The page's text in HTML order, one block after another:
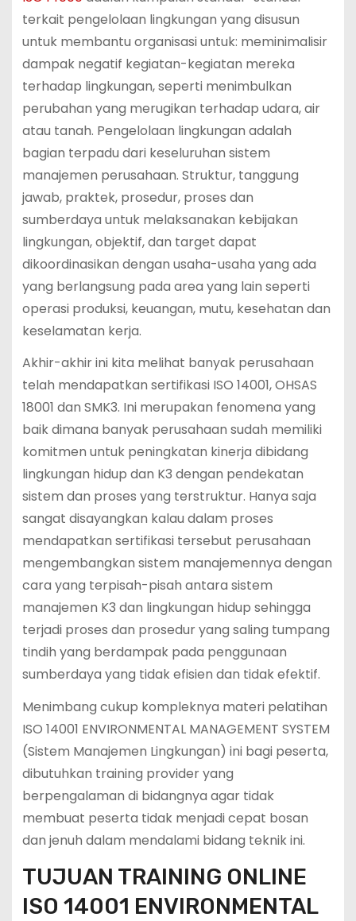
terkait pengelolaan lingkungan yang disusun
untuk membantu organisasi untuk: meminimalisir
dampak negatif kegiatan-kegiatan mereka
terhadap lingkungan, seperti menimbulkan
perubahan yang merugikan terhadap udara, air
atau tanah. Pengelolaan lingkungan adalah
bagian terpadu dari keseluruhan sistem
manajemen perusahaan. Struktur, tanggung
jawab, praktek, prosedur, proses dan
sumberdaya untuk melaksanakan kebijakan
lingkungan, objektif, dan target dapat
dikoordinasikan dengan usaha-usaha yang ada
yang berlangsung pada area yang lain seperti
operasi produksi, keuangan, mutu, kesehatan dan
keselamatan kerja.
Akhir-akhir ini kita melihat banyak perusahaan
telah mendapatkan sertifikasi ISO 14001, OHSAS
18001 dan SMK3. Ini merupakan fenomena yang
baik dimana banyak perusahaan sudah memiliki
komitmen untuk peningkatan kinerja dibidang
lingkungan hidup dan K3 dengan pendekatan
sistem dan proses yang terstruktur. Hanya saja
sangat disayangkan kalau dalam proses
mendapatkan sertifikasi tersebut perusahaan
mengembangkan sistem manajemennya dengan
cara yang terpisah-pisah antara sistem
manajemen K3 dan lingkungan hidup sehingga
terjadi proses dan prosedur yang saling tumpang
tindih yang berdampak pada penggunaan
sumberdaya yang tidak efisien dan tidak efektif.
Menimbang cukup kompleknya materi pelatihan
ISO 14001 ENVIRONMENTAL MANAGEMENT SYSTEM
(Sistem Manajemen Lingkungan) ini bagi peserta,
dibutuhkan training provider yang
berpengalaman di bidangnya agar tidak
membuat peserta tidak menjadi cepat bosan
dan jenuh dalam mendalami bidang teknik ini.
TUJUAN TRAINING ONLINE
ISO 14001 ENVIRONMENTAL